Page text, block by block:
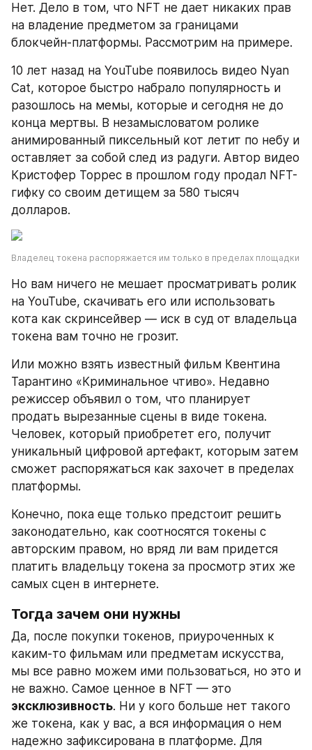
Нет. Дело в том, что NFT не дает никаких прав
на владение предметом за границами
блокчейн-платформы. Рассмотрим на примере.
10 лет назад на YouTube появилось видео Nyan
Cat, которое быстро набрало популярность и
разошлось на мемы, которые и сегодня не до
конца мертвы. В незамысловатом ролике
анимированный пиксельный кот летит по небу и
оставляет за собой след из радуги. Автор видео
Кристофер Торрес в прошлом году продал NFT-
гифку со своим детищем за 580 тысяч
долларов.
Владелец токена распоряжается им только в пределах площадки
Но вам ничего не мешает просматривать ролик
на YouTube, скачивать его или использовать
кота как скринсейвер — иск в суд от владельца
токена вам точно не грозит.
Или можно взять известный фильм Квентина
Тарантино «Криминальное чтиво». Недавно
режиссер объявил о том, что планирует
продать вырезанные сцены в виде токена.
Человек, который приобретет его, получит
уникальный цифровой артефакт, которым затем
сможет распоряжаться как захочет в пределах
платформы.
Конечно, пока еще только предстоит решить
законодательно, как соотносятся токены с
авторским правом, но вряд ли вам придется
платить владельцу токена за просмотр этих же
самых сцен в интернете.
Тогда зачем они нужны
Да, после покупки токенов, приуроченных к
каким-то фильмам или предметам искусства,
мы все равно можем ими пользоваться, но это и
эксклюзивность. Ни у кого больше нет такого
же токена, как у вас, а вся информация о нем
надежно зафиксирована в платформе. Для